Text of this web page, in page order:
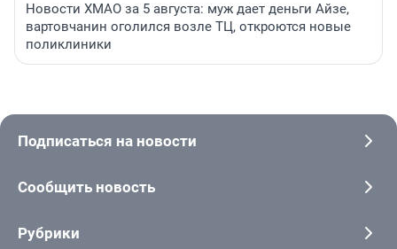
Новости ХМАО за 5 августа: муж дает деньги Айзе,
вартовчанин оголился возле ТЦ, откроются новые
поликлиники
Подписаться на новости
Сообщить новость
Рубрики